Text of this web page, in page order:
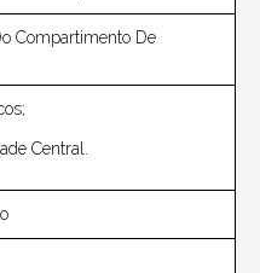
Compartimento De
Central.